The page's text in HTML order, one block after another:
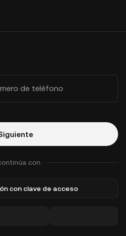
de teléfono
con
con clave de acceso